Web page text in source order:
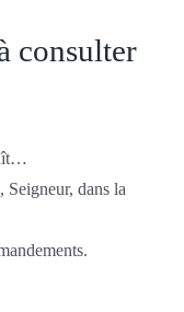
consulter
Seigneur, dans la